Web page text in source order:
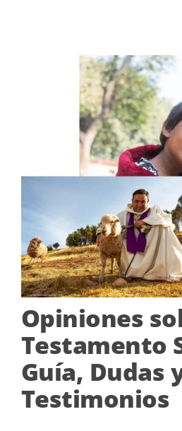
Opiniones
Testamento
Guía, Dudas
Testimonios